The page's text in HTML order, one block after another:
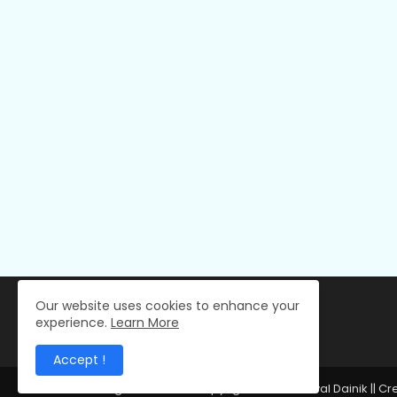
All Right Reserved Copyright © 2024 Deval Dainik ||
Our website uses cookies to enhance your
experience. Learn More
Accept !